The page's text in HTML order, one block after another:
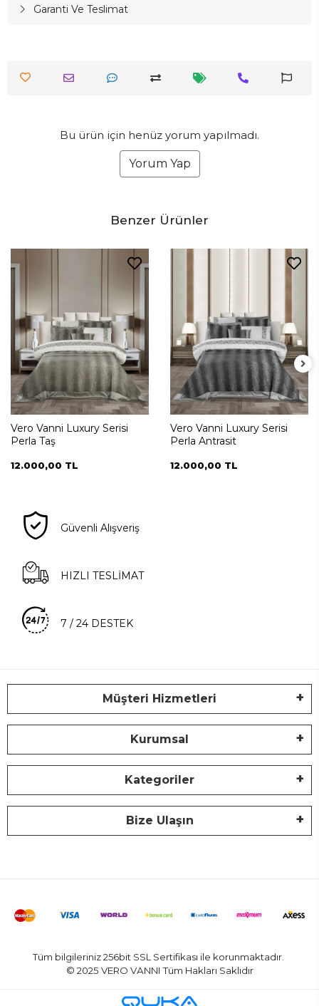
Garanti Ve Teslimat
Bu ürün için henüz yorum yapılmadı.
Yorum Yap
Benzer Ürünler
Vero Vanni Luxury Serisi
Perla Taş
12.000,00 TL
Vero Vanni Luxury Serisi
Perla Antrasit
12.000,00 TL
Güvenli Alışveriş
HIZLI TESLİMAT
7 / 24 DESTEK
Müşteri Hizmetleri
Kurumsal
Kategoriler
Bize Ulaşın
Tüm bilgileriniz 256bit SSL Sertifikası ile korunmaktadır.
© 2025 VERO VANNITüm Hakları Saklıdır